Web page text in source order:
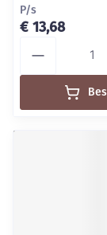
P/s
€ 13,68